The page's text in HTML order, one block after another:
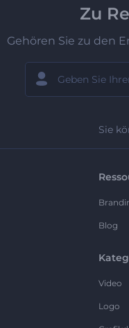
Zu
Gehören Sie zu den
Sie
Blog
Video
Logo